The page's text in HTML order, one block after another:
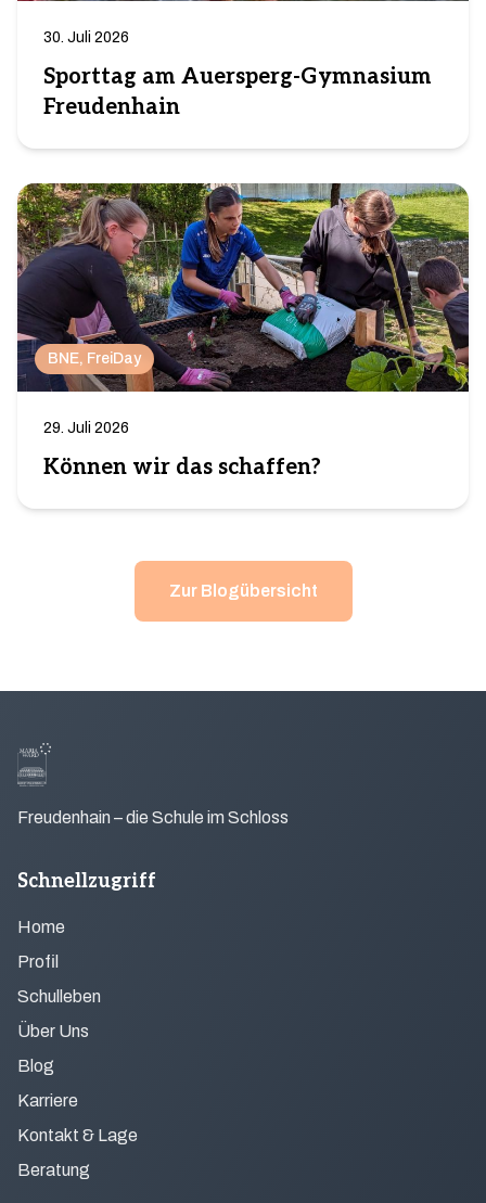
30. Juli 2026
Sporttag am Auersperg-Gymnasium
Freudenhain
BNE, FreiDay
29. Juli 2026
Können wir das schaffen?
Zur Blogübersicht
Freudenhain – die Schule im Schloss
Schnellzugriff
Home
Profil
Schulleben
Über Uns
Blog
Karriere
Kontakt & Lage
Beratung